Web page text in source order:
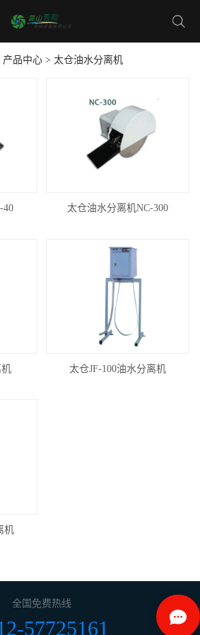
产品中心 > 太仓油水分离机
40 太仓油水分离机NC-300
机 太仓JF-100油水分离机
机
全国免费热线
57725161